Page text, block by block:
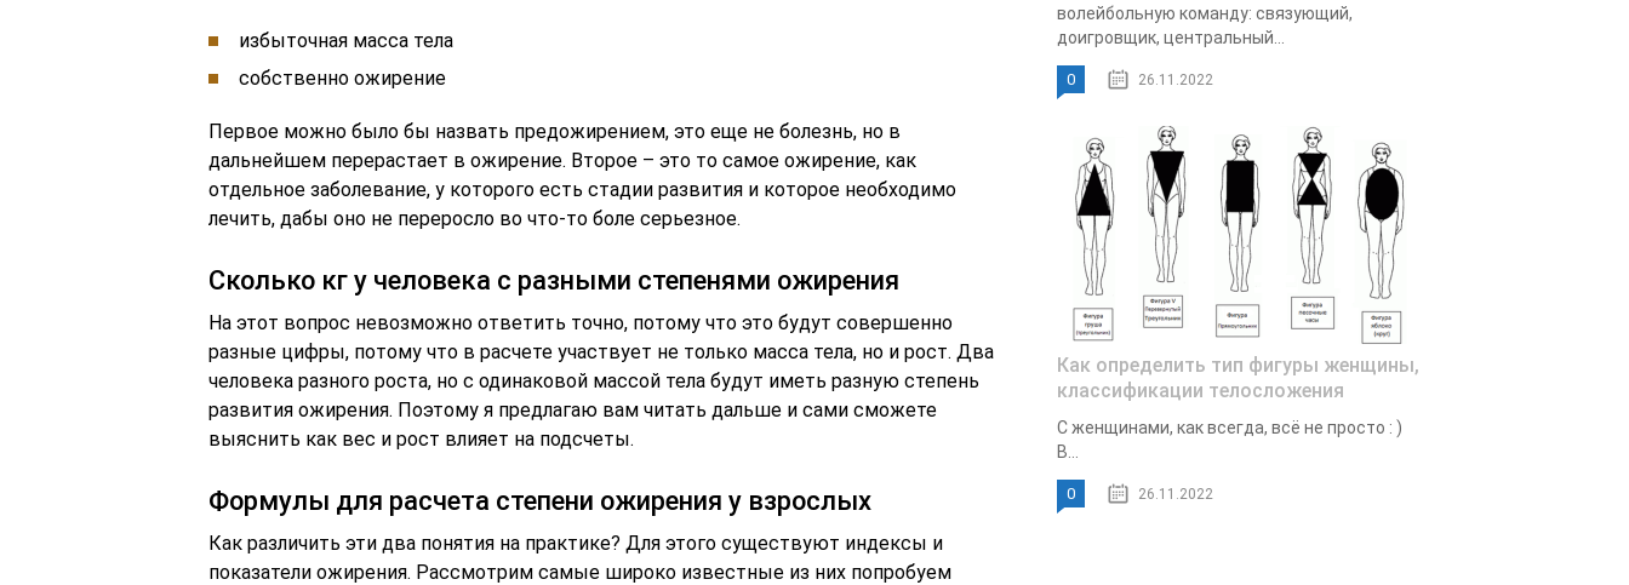
избыточная масса тела
собственно ожирение
Первое можно было бы назвать предожирением, это еще не болезнь, но в
дальнейшем перерастает в ожирение. Второе – это то самое ожирение, как
отдельное заболевание, у которого есть стадии развития и которое необходимо
лечить, дабы оно не переросло во что-то боле серьезное.
Сколько кг у человека с разными степенями ожирения
На этот вопрос невозможно ответить точно, потому что это будут совершенно
разные цифры, потому что в расчете участвует не только масса тела, но и рост. Два
человека разного роста, но с одинаковой массой тела будут иметь разную степень
развития ожирения. Поэтому я предлагаю вам читать дальше и сами сможете
выяснить как вес и рост влияет на подсчеты.
Формулы для расчета степени ожирения у взрослых
Как различить эти два понятия на практике? Для этого существуют индексы и
показатели ожирения. Рассмотрим самые широко известные из них попробуем
волейбольную команду: связующий,
доигровщик, центральный...
0 26.11.2022
Как определить тип фигуры женщины,
классификации телосложения
С женщинами, как всегда, всё не просто : )
В...
0 26.11.2022